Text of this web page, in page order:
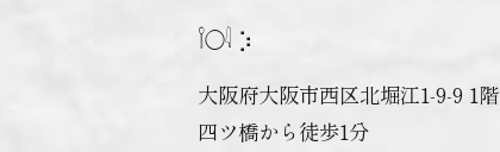
𓌉◯𓇋 ‎⡱‎
大阪府大阪市西区北堀江1-9-9 1階
四ツ橋から徒歩1分